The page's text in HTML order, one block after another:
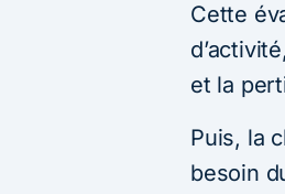
Cette
et la
Puis, la
besoin